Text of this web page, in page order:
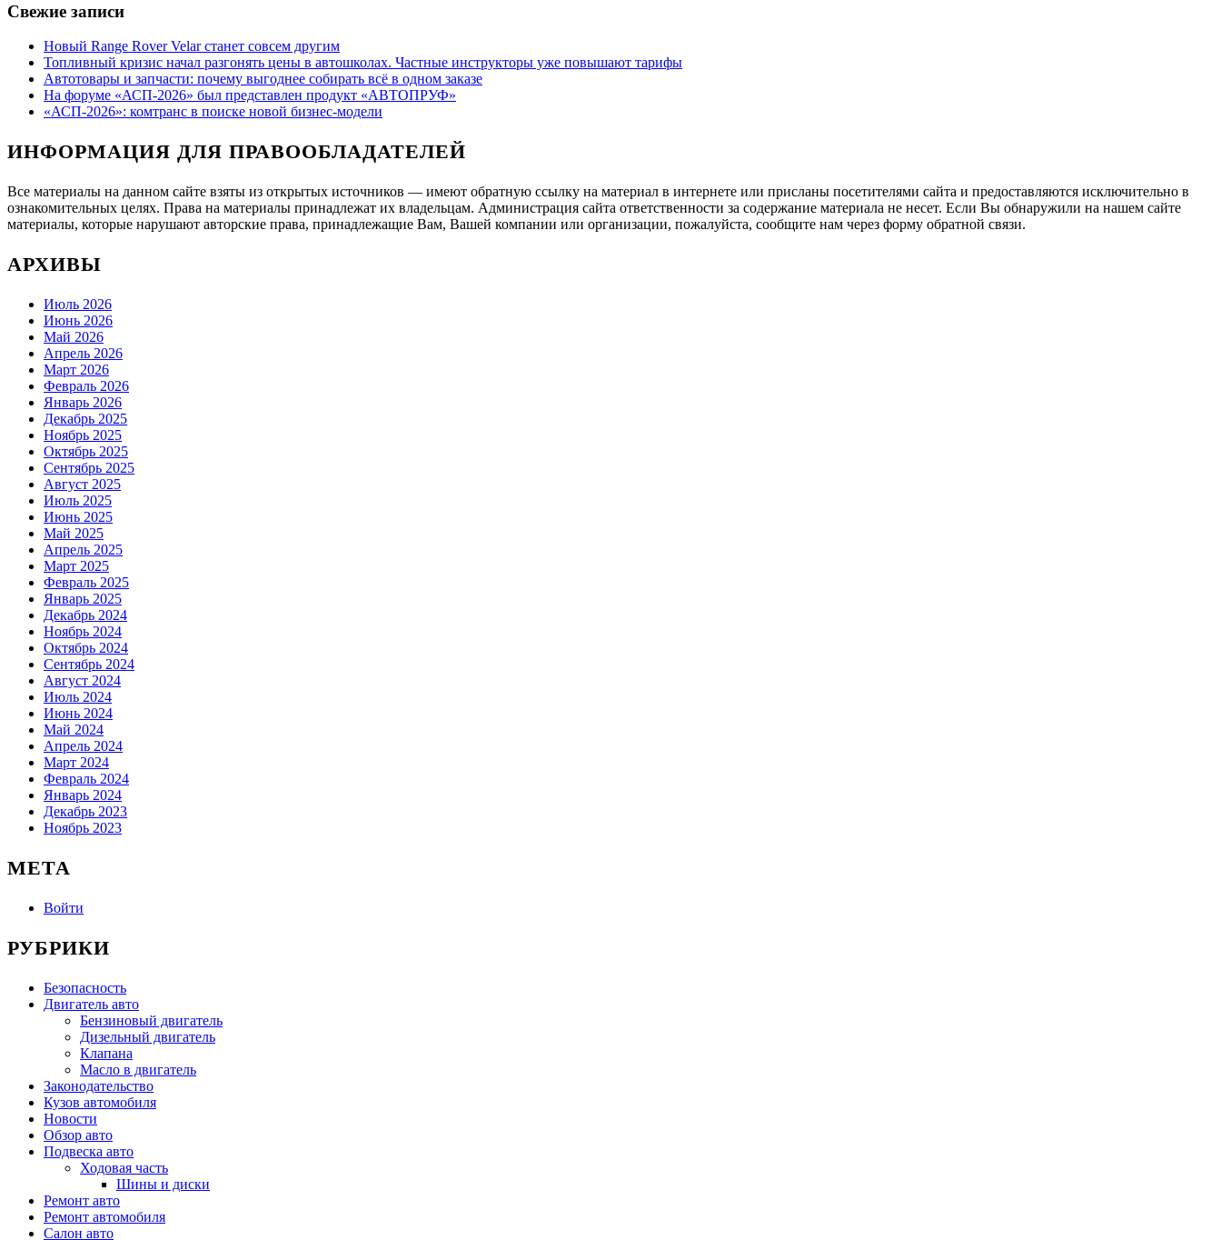
Свежие записи
Новый Range Rover Velar станет совсем другим
Топливный кризис начал разгонять цены в автошколах. Частные инструкторы уже повышают тарифы
Автотовары и запчасти: почему выгоднее собирать всё в одном заказе
На форуме «АСП-2026» был представлен продукт «АВТОПРУФ»
«АСП-2026»: комтранс в поиске новой бизнес-модели
ИНФОРМАЦИЯ ДЛЯ ПРАВООБЛАДАТЕЛЕЙ
Все материалы на данном сайте взяты из открытых источников — имеют обратную ссылку на материал в интернете или присланы посетителями сайта и предоставляются исключительно в
ознакомительных целях. Права на материалы принадлежат их владельцам. Администрация сайта ответственности за содержание материала не несет. Если Вы обнаружили на нашем сайте
материалы, которые нарушают авторские права, принадлежащие Вам, Вашей компании или организации, пожалуйста, сообщите нам через форму обратной связи.
АРХИВЫ
Июль 2026
Июнь 2026
Май 2026
Апрель 2026
Март 2026
Февраль 2026
Январь 2026
Декабрь 2025
Ноябрь 2025
Октябрь 2025
Сентябрь 2025
Август 2025
Июль 2025
Июнь 2025
Май 2025
Апрель 2025
Март 2025
Февраль 2025
Январь 2025
Декабрь 2024
Ноябрь 2024
Октябрь 2024
Сентябрь 2024
Август 2024
Июль 2024
Июнь 2024
Май 2024
Апрель 2024
Март 2024
Февраль 2024
Январь 2024
Декабрь 2023
Ноябрь 2023
МЕТА
Войти
РУБРИКИ
Безопасность
Двигатель авто
Бензиновый двигатель
Дизельный двигатель
Клапана
Масло в двигатель
Законодательство
Кузов автомобиля
Новости
Обзор авто
Подвеска авто
Ходовая часть
Шины и диски
Ремонт авто
Ремонт автомобиля
Салон авто